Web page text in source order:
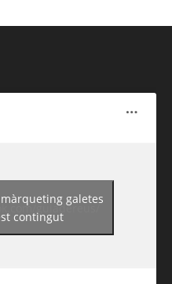
guiadereus/
galetes
contingut